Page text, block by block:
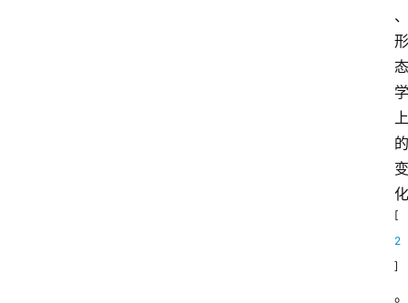
、
形
态
学
上
的
变
化
[
2
]
。